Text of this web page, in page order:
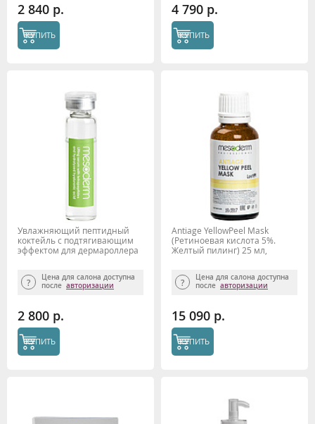
2 840 р.
КУПИТЬ
4 790 р.
КУПИТЬ
Увлажняющий пептидный
коктейль с подтягивающим
эффектом для дермароллера
Цена для салона доступна
после авторизации
2 800 р.
КУПИТЬ
Antiage YellowPeel Mask
(Ретиноевая кислота 5%.
Желтый пилинг) 25 мл,
Цена для салона доступна
после авторизации
15 090 р.
КУПИТЬ